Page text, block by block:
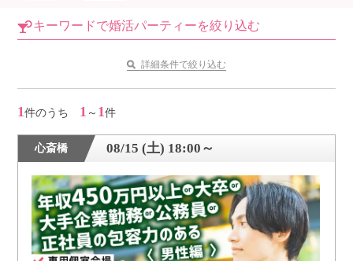
PR
約1,300店の中から
おすすめの優良結婚相談所をご紹介
キーワードで婚活パーティーを絞り込む
詳細条件で絞り込む
1件のうち 1 ～ 1件
心斎橋 08/15 (土) 18:00～